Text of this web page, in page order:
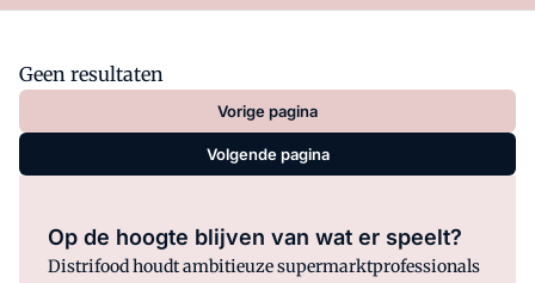
Geen resultaten
Vorige pagina
Volgende pagina
Op de hoogte blijven van wat er speelt?
Distrifood houdt ambitieuze supermarktprofessionals